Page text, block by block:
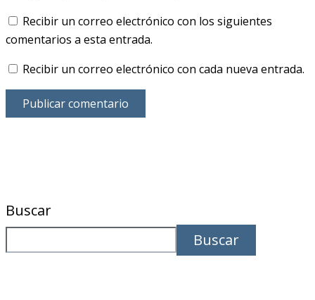
Recibir un correo electrónico con los siguientes
comentarios a esta entrada.
Recibir un correo electrónico con cada nueva entrada.
Buscar
Buscar